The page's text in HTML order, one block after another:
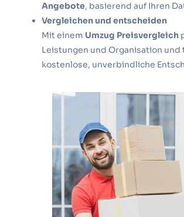
Angebote, basierend auf Ihren
Vergleichen und entscheiden
Mit einem Umzug Preisvergleich
Leistungen und Organisation und
kostenlose, unverbindliche